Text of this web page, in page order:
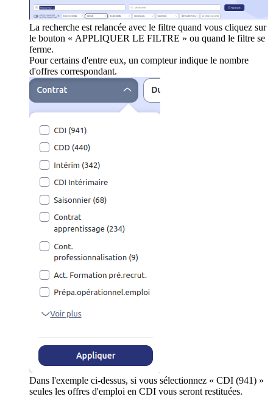
La recherche est relancée avec le filtre quand vous cliquez sur
le bouton « APPLIQUER LE FILTRE » ou quand le filtre se
ferme.
Pour certains d'entre eux, un compteur indique le nombre
d'offres correspondant.
Dans l'exemple ci-dessus, si vous sélectionnez « CDI (941) »
seules les offres d'emploi en CDI vous seront restituées.